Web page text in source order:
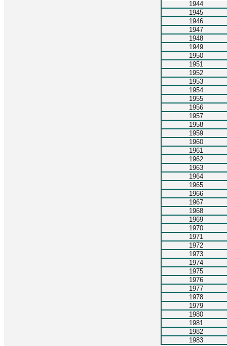
1944
1945
1946
1947
1948
1949
1950
1951
1952
1953
1954
1955
1956
1957
1958
1959
1960
1961
1962
1963
1964
1965
1966
1967
1968
1969
1970
1971
1972
1973
1974
1975
1976
1977
1978
1979
1980
1981
1982
1983